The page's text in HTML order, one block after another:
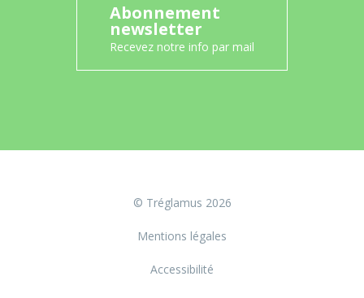
Abonnement
newsletter
Recevez notre info par mail
© Tréglamus 2026
Mentions légales
Accessibilité